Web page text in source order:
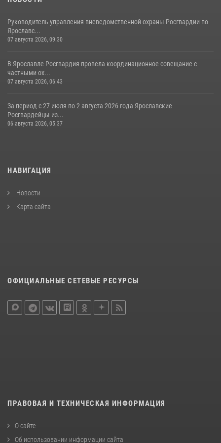
Руководитель управления вневедомственной охраны Росгвардии по
Ярославс...
07 августа 2026, 09:30
В Ярославле Росгвардия провела координационное совещание с
частными ох...
07 августа 2026, 06:43
За период с 27 июля по 2 августа 2026 года Ярославские
Росгвардейцы из...
06 августа 2026, 05:37
НАВИГАЦИЯ
Новости
Карта сайта
ОФИЦИАЛЬНЫЕ СЕТЕВЫЕ РЕСУРСЫ
ПРАВОВАЯ И ТЕХНИЧЕСКАЯ ИНФОРМАЦИЯ
О сайте
Об использовании информации сайта